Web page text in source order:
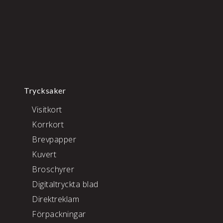
Trycksaker
Visitkort
Korrkort
Brevpapper
Kuvert
Broschyrer
Digitaltryckta blad
Direktreklam
Förpackningar